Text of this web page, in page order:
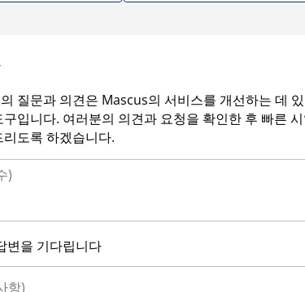
질문과 의견은 Mascus의 서비스를 개선하는 데
입니다. 여러분의 의견과 요청을 확인한 후 빠른
도록 하겠습니다.
변을 기다립니다